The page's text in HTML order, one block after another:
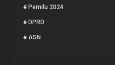
# Pemilu 2024
# DPRD
# ASN